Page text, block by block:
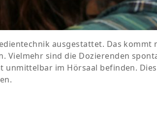
ausgestattet. Das kommt
Vielmehr sind die Dozierenden
unmittelbar im Hörsaal befinden.